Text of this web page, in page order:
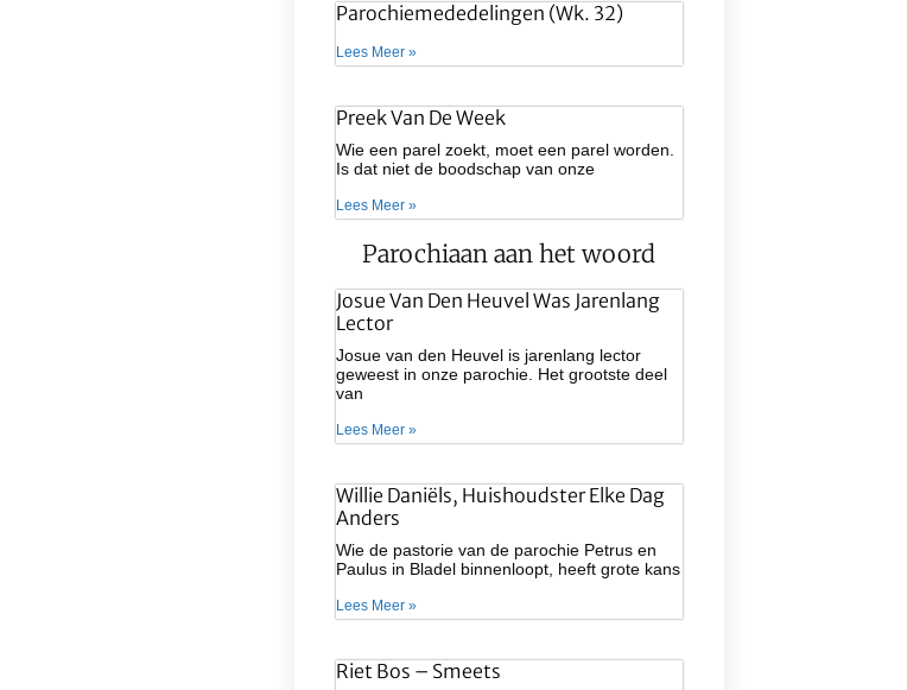
Parochiemededelingen (wk. 32)
Lees Meer »
Preek Van De Week
Wie een parel zoekt, moet een parel worden.
Is dat niet de boodschap van onze
Lees Meer »
Parochiaan aan het woord
Josue Van Den Heuvel Was Jarenlang
Lector
Josue van den Heuvel is jarenlang lector
geweest in onze parochie. Het grootste deel
van
Lees Meer »
Willie Daniëls, Huishoudster Elke Dag
Anders
Wie de pastorie van de parochie Petrus en
Paulus in Bladel binnenloopt, heeft grote kans
Lees Meer »
Riet Bos – Smeets